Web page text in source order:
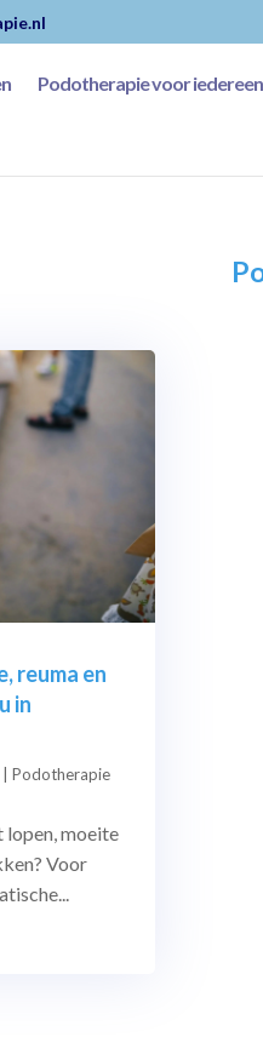
Podotherapie voor iedereen
reuma en
in
|Podotherapie
lopen, moeite
Voor